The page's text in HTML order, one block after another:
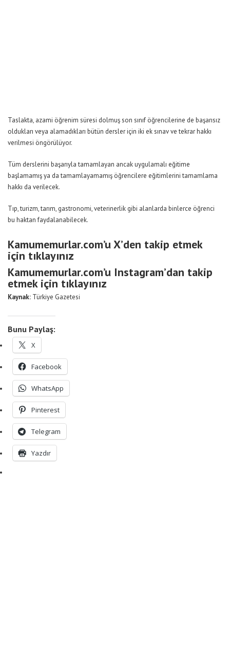
Taslakta, azami öğrenim süresi dolmuş son sınıf öğrencilerine de başarısız
oldukları veya alamadıkları bütün dersler için iki ek sınav ve tekrar hakkı
verilmesi öngörülüyor.
Tüm derslerini başarıyla tamamlayan ancak uygulamalı eğitime
başlamamış ya da tamamlayamamış öğrencilere eğitimlerini tamamlama
hakkı da verilecek.
Tıp, turizm, tarım, gastronomi, veterinerlik gibi alanlarda binlerce öğrenci
bu haktan faydalanabilecek.
Kamumemurlar.com’u X’den takip etmek
için tıklayınız
Kamumemurlar.com’u Instagram’dan takip
etmek için tıklayınız
Kaynak: Türkiye Gazetesi
Bunu Paylaş:
X
Facebook
WhatsApp
Pinterest
Telegram
Yazdır